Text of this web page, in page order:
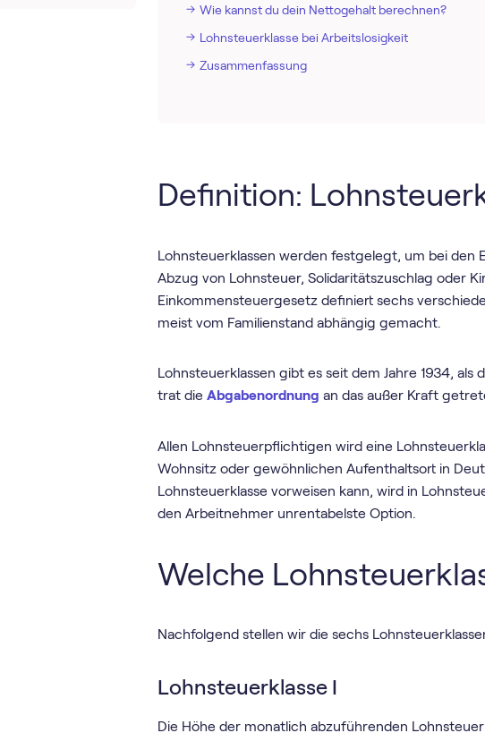
Wie kannst du dein Nettogehalt berechnen?
Lohnsteuerklasse bei Arbeitslosigkeit
Zusammenfassung
Definition:
Lohnsteuerklassen werden festgelegt, um bei den
Abzug von Lohnsteuer, Solidaritätszuschlag oder
Einkommensteuergesetz definiert sechs
meist vom Familienstand abhängig gemacht.
Lohnsteuerklassen gibt es seit dem Jahre 1934, als
trat dieAbgabenordnung an das außer Kraft
Allen Lohnsteuerpflichtigen wird eine
Wohnsitz oder gewöhnlichen Aufenthaltsort in
Lohnsteuerklasse vorweisen kann, wird in
den Arbeitnehmer unrentabelste Option.
Welche
Nachfolgend stellen wir die sechs
Lohnsteuerklasse I
Die Höhe der monatlich abzuführenden